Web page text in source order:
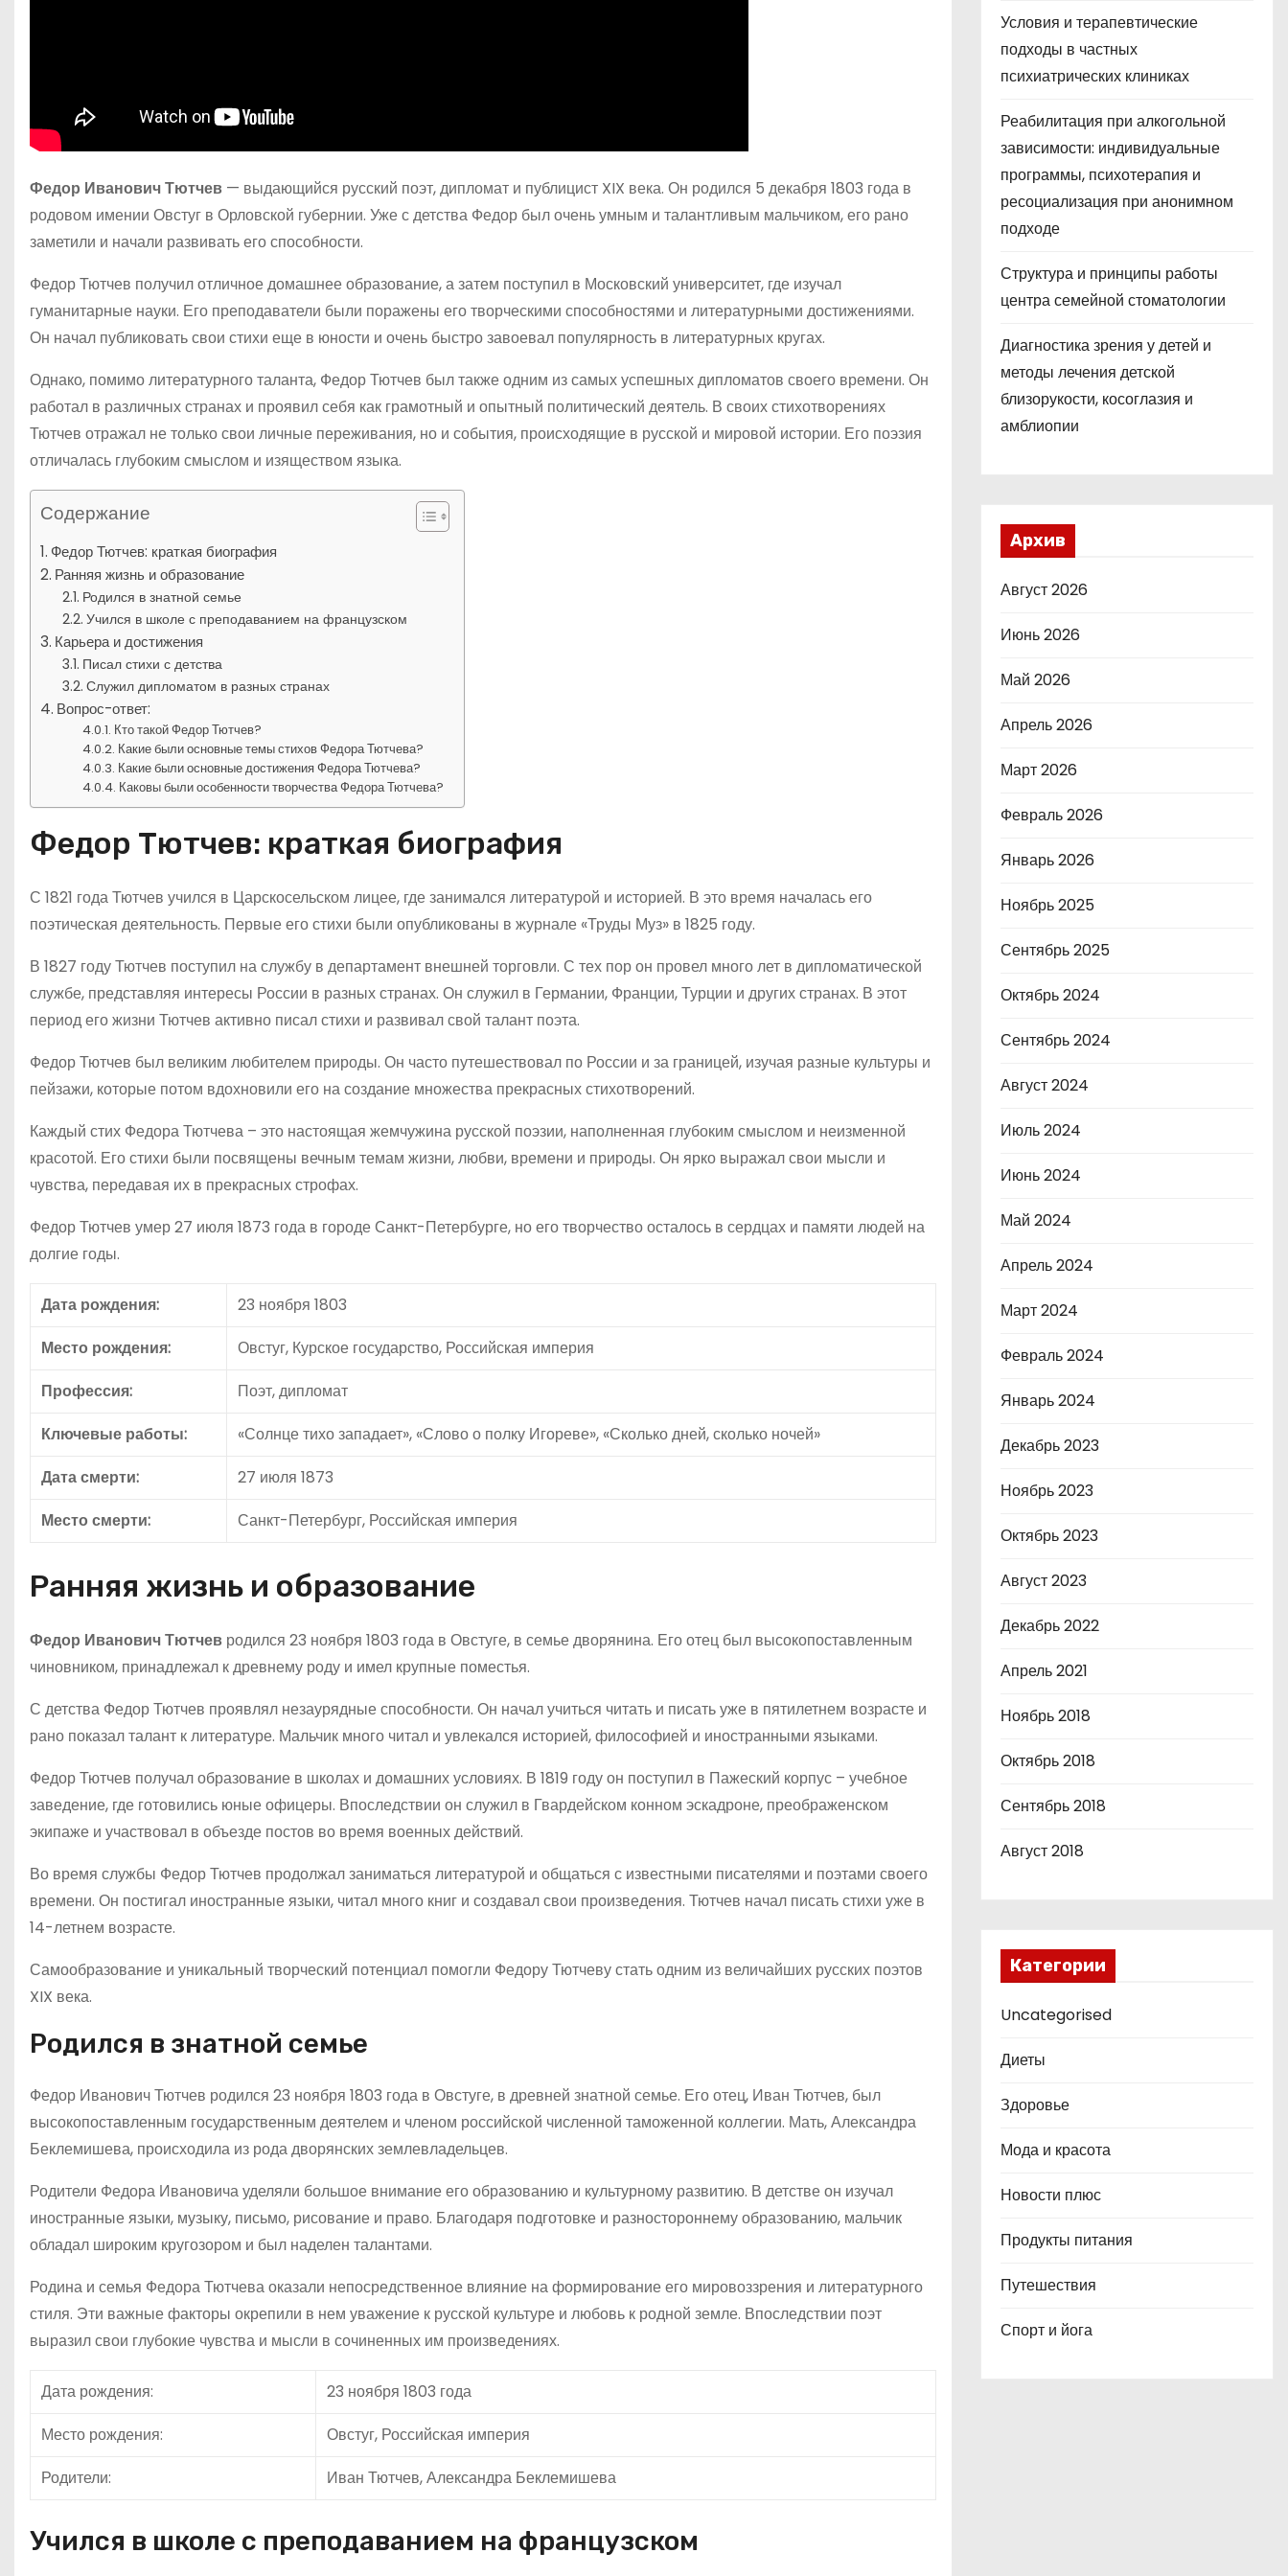
Федор Иванович Тютчев — выдающийся русский поэт, дипломат и публицист XIX века. Он родился 5 декабря 1803 года в
родовом имении Овстуг в Орловской губернии. Уже с детства Федор был очень умным и талантливым мальчиком, его рано
заметили и начали развивать его способности.
Федор Тютчев получил отличное домашнее образование, а затем поступил в Московский университет, где изучал
гуманитарные науки. Его преподаватели были поражены его творческими способностями и литературными достижениями.
Он начал публиковать свои стихи еще в юности и очень быстро завоевал популярность в литературных кругах.
Однако, помимо литературного таланта, Федор Тютчев был также одним из самых успешных дипломатов своего времени. Он
работал в различных странах и проявил себя как грамотный и опытный политический деятель. В своих стихотворениях
Тютчев отражал не только свои личные переживания, но и события, происходящие в русской и мировой истории. Его поэзия
отличалась глубоким смыслом и изяществом языка.
Содержание
Федор Тютчев: краткая биография
Ранняя жизнь и образование
Родился в знатной семье
Учился в школе с преподаванием на французском
Карьера и достижения
Писал стихи с детства
Служил дипломатом в разных странах
Вопрос-ответ:
Кто такой Федор Тютчев?
Какие были основные темы стихов Федора Тютчева?
Какие были основные достижения Федора Тютчева?
Каковы были особенности творчества Федора Тютчева?
Федор Тютчев: краткая биография
С 1821 года Тютчев учился в Царскосельском лицее, где занимался литературой и историей. В это время началась его
поэтическая деятельность. Первые его стихи были опубликованы в журнале «Труды Муз» в 1825 году.
В 1827 году Тютчев поступил на службу в департамент внешней торговли. С тех пор он провел много лет в дипломатической
службе, представляя интересы России в разных странах. Он служил в Германии, Франции, Турции и других странах. В этот
период его жизни Тютчев активно писал стихи и развивал свой талант поэта.
Федор Тютчев был великим любителем природы. Он часто путешествовал по России и за границей, изучая разные культуры и
пейзажи, которые потом вдохновили его на создание множества прекрасных стихотворений.
Каждый стих Федора Тютчева – это настоящая жемчужина русской поэзии, наполненная глубоким смыслом и неизменной
красотой. Его стихи были посвящены вечным темам жизни, любви, времени и природы. Он ярко выражал свои мысли и
чувства, передавая их в прекрасных строфах.
Федор Тютчев умер 27 июля 1873 года в городе Санкт-Петербурге, но его творчество осталось в сердцах и памяти людей на
долгие годы.
Дата рождения:
23 ноября 1803
Место рождения:
Овстуг, Курское государство, Российская империя
Профессия:
Поэт, дипломат
Ключевые работы:
«Солнце тихо западает», «Слово о полку Игореве», «Сколько дней, сколько ночей»
Дата смерти:
27 июля 1873
Место смерти:
Санкт-Петербург, Российская империя
Ранняя жизнь и образование
Федор Иванович Тютчев родился 23 ноября 1803 года в Овстуге, в семье дворянина. Его отец был высокопоставленным
чиновником, принадлежал к древнему роду и имел крупные поместья.
С детства Федор Тютчев проявлял незаурядные способности. Он начал учиться читать и писать уже в пятилетнем возрасте и
рано показал талант к литературе. Мальчик много читал и увлекался историей, философией и иностранными языками.
Федор Тютчев получал образование в школах и домашних условиях. В 1819 году он поступил в Пажеский корпус – учебное
заведение, где готовились юные офицеры. Впоследствии он служил в Гвардейском конном эскадроне, преображенском
экипаже и участвовал в объезде постов во время военных действий.
Во время службы Федор Тютчев продолжал заниматься литературой и общаться с известными писателями и поэтами своего
времени. Он постигал иностранные языки, читал много книг и создавал свои произведения. Тютчев начал писать стихи уже в
14-летнем возрасте.
Самообразование и уникальный творческий потенциал помогли Федору Тютчеву стать одним из величайших русских поэтов
XIX века.
Родился в знатной семье
Федор Иванович Тютчев родился 23 ноября 1803 года в Овстуге, в древней знатной семье. Его отец, Иван Тютчев, был
высокопоставленным государственным деятелем и членом российской численной таможенной коллегии. Мать, Александра
Беклемишева, происходила из рода дворянских землевладельцев.
Родители Федора Ивановича уделяли большое внимание его образованию и культурному развитию. В детстве он изучал
иностранные языки, музыку, письмо, рисование и право. Благодаря подготовке и разностороннему образованию, мальчик
обладал широким кругозором и был наделен талантами.
Родина и семья Федора Тютчева оказали непосредственное влияние на формирование его мировоззрения и литературного
стиля. Эти важные факторы окрепили в нем уважение к русской культуре и любовь к родной земле. Впоследствии поэт
выразил свои глубокие чувства и мысли в сочиненных им произведениях.
Дата рождения:
23 ноября 1803 года
Место рождения:
Овстуг, Российская империя
Родители:
Иван Тютчев, Александра Беклемишева
Учился в школе с преподаванием на французском
Условия и терапевтические
подходы в частных
психиатрических клиниках
Реабилитация при алкогольной
зависимости: индивидуальные
программы, психотерапия и
ресоциализация при анонимном
подходе
Структура и принципы работы
центра семейной стоматологии
Диагностика зрения у детей и
методы лечения детской
близорукости, косоглазия и
амблиопии
Архив
Август 2026
Июнь 2026
Май 2026
Апрель 2026
Март 2026
Февраль 2026
Январь 2026
Ноябрь 2025
Сентябрь 2025
Октябрь 2024
Сентябрь 2024
Август 2024
Июль 2024
Июнь 2024
Май 2024
Апрель 2024
Март 2024
Февраль 2024
Январь 2024
Декабрь 2023
Ноябрь 2023
Октябрь 2023
Август 2023
Декабрь 2022
Апрель 2021
Ноябрь 2018
Октябрь 2018
Сентябрь 2018
Август 2018
Категории
Uncategorised
Диеты
Здоровье
Мода и красота
Новости плюс
Продукты питания
Путешествия
Спорт и йога